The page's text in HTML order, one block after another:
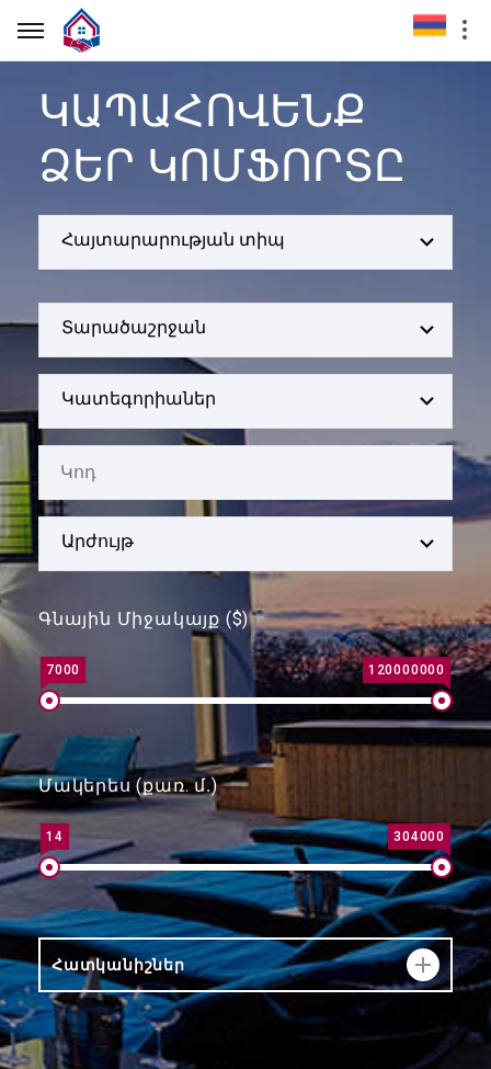
ԿԱՊԱՀՈՎԵՆՔ
ՁԵՐ ԿՈՄՖՈՐՏԸ
Հայտարարության տիպ
Տարածաշրջան
Կատեգորիաներ
Արժույթ
Գնային Միջակայք ($)
7000 120000000
Մակերես (քառ. մ․)
14 304000
Հատկանիշներ